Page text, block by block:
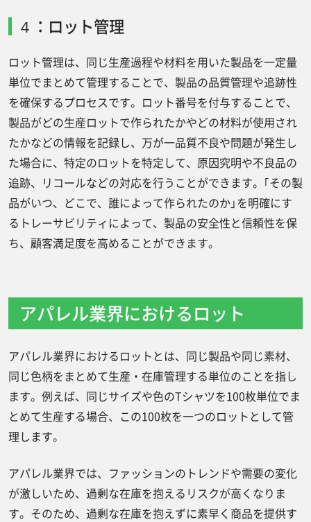
４：ロット管理
ロット管理は、同じ生産過程や材料を用いた製品を一定量
単位でまとめて管理することで、製品の品質管理や追跡性
を確保するプロセスです。ロット番号を付与することで、
製品がどの生産ロットで作られたかやどの材料が使用され
たかなどの情報を記録し、万が一品質不良や問題が発生し
た場合に、特定のロットを特定して、原因究明や不良品の
追跡、リコールなどの対応を行うことができます。｢その製
品がいつ、どこで、誰によって作られたのか」を明確にす
るトレーサビリティによって、製品の安全性と信頼性を保
ち、顧客満足度を高めることができます。
アパレル業界におけるロット
アパレル業界におけるロットとは、同じ製品や同じ素材、
同じ色柄をまとめて生産・在庫管理する単位のことを指し
ます。例えば、同じサイズや色のTシャツを100枚単位でま
とめて生産する場合、この100枚を一つのロットとして管
理します。
アパレル業界では、ファッションのトレンドや需要の変化
が激しいため、過剰な在庫を抱えるリスクが高くなりま
す。そのため、過剰な在庫を抱えずに素早く商品を提供す